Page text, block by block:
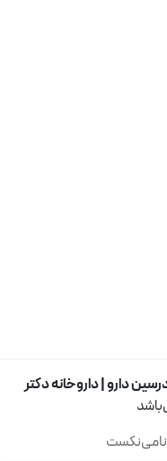
دارو | داروخانه دکتر